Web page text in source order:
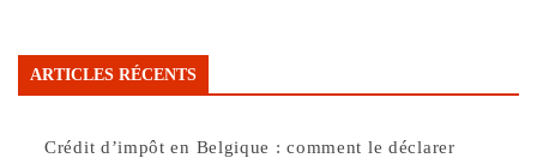
ARTICLES RÉCENTS
Crédit d’impôt en Belgique : comment le déclarer